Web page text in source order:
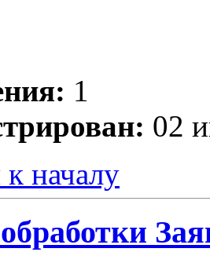
1
02
началу